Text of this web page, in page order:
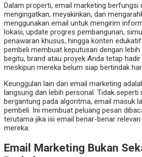
Dalam properti, email marketing berfungsi
mengingatkan, meyakinkan, dan
menggunakan email untuk mengirim
lokasi, update progres pembangunan,
penawaran khusus, hingga konten
pembeli membuat keputusan dengan lebih
begitu, brand atau proyek Anda tetap
meskipun mereka belum siap bertindak
Keunggulan lain dari email marketing
langsung dan lebih personal. Tidak seperti
bergantung pada algoritma, email masuk
pembeli. Ini membuat peluang pesan
terutama jika isi email benar-benar
mereka.
Email Marketing Bukan